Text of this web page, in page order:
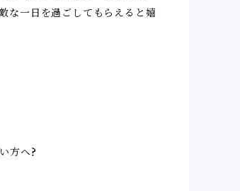
な一日を過ごしてもらえると嬉
方へ?